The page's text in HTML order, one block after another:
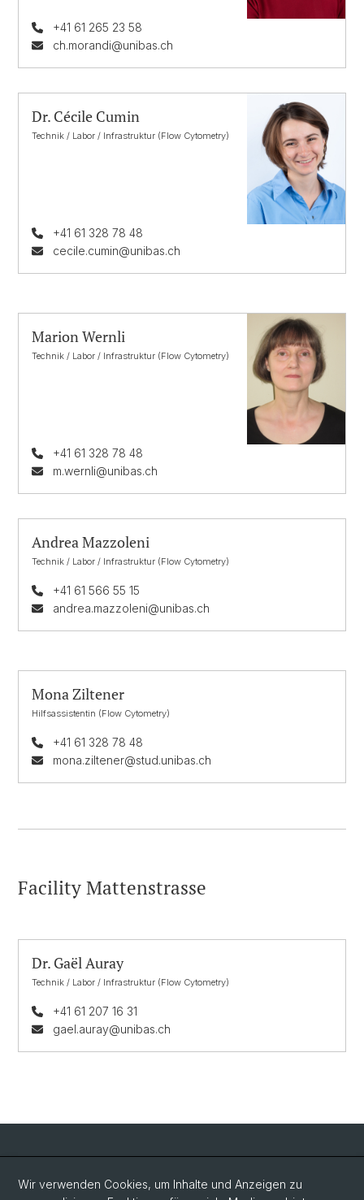
+41 61 265 23 58
ch.morandi@unibas.ch
Dr. Cécile Cumin
Technik / Labor / Infrastruktur (Flow Cytometry)
+41 61 328 78 48
cecile.cumin@unibas.ch
Marion Wernli
Technik / Labor / Infrastruktur (Flow Cytometry)
+41 61 328 78 48
m.wernli@unibas.ch
Andrea Mazzoleni
Technik / Labor / Infrastruktur (Flow Cytometry)
+41 61 566 55 15
andrea.mazzoleni@unibas.ch
Mona Ziltener
Hilfsassistentin (Flow Cytometry)
+41 61 328 78 48
mona.ziltener@stud.unibas.ch
Facility Mattenstrasse
Dr. Gaël Auray
Technik / Labor / Infrastruktur (Flow Cytometry)
+41 61 207 16 31
gael.auray@unibas.ch
Social Media
Wir verwenden Cookies, um Inhalte und Anzeigen zu